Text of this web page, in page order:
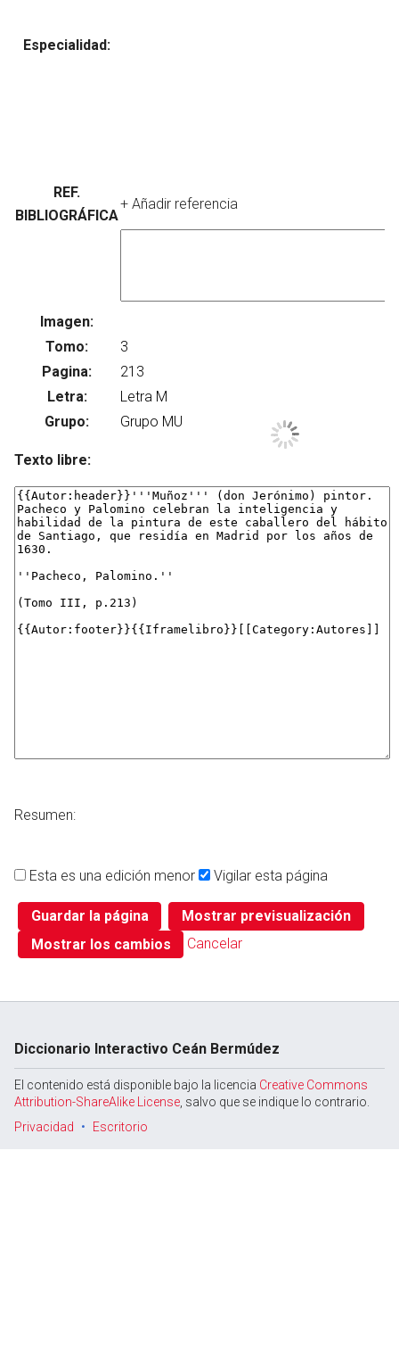
Especialidad:
REF.
BIBLIOGRÁFICA
+ Añadir referencia
Imagen:
Tomo:
Pagina:
Letra:
Grupo:
Texto libre:
Resumen:
Esta es una edición menor Vigilar esta página
Cancelar
Diccionario Interactivo Ceán Bermúdez
El contenido está disponible bajo la licencia Creative Commons
Attribution-ShareAlike License, salvo que se indique lo contrario.
Privacidad
Escritorio